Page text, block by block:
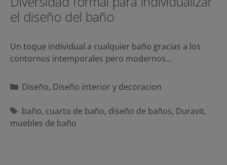
el diseño del baño
Un toque individual a cualquier baño gracias a los
contornos intemporales pero modernos…
Categorías
Diseño, Diseño interior y decoracion
Etiquetas
baño, cuarto de baño, diseño de baños, Duravit,
muebles de baño